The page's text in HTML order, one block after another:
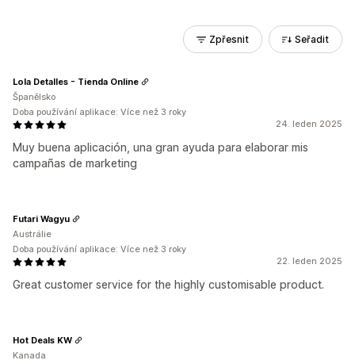
Zpřesnit Seřadit
24. leden 2025
Muy buena aplicación, una gran ayuda para elaborar mis
campañas de marketing
Lola Detalles - Tienda Online
Španělsko
Doba používání aplikace: Více než 3 roky
22. leden 2025
Great customer service for the highly customisable product.
Futari Wagyu
Austrálie
Doba používání aplikace: Více než 3 roky
Hot Deals KW
Kanada